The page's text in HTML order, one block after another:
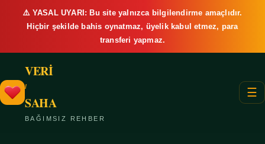
⚠️ YASAL UYARI: Bu site yalnızca bilgilendirme amaçlıdır.
Hiçbir şekilde bahis oynatmaz, üyelik kabul etmez, para
transferi yapmaz.
VERİ
/
SAHA
BAĞIMSIZ REHBER
☰